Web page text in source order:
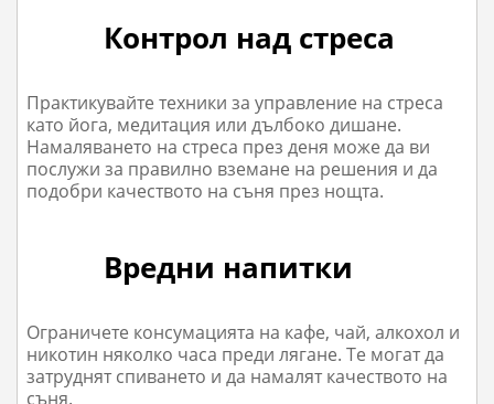
Контрол над стреса
Практикувайте техники за управление на стреса
като йога, медитация или дълбоко дишане.
Намаляването на стреса през деня може да ви
послужи за правилно вземане на решения и да
подобри качеството на съня през нощта.
Вредни напитки
Ограничете консумацията на кафе, чай, алкохол и
никотин няколко часа преди лягане. Те могат да
затруднят спиването и да намалят качеството на
съня.